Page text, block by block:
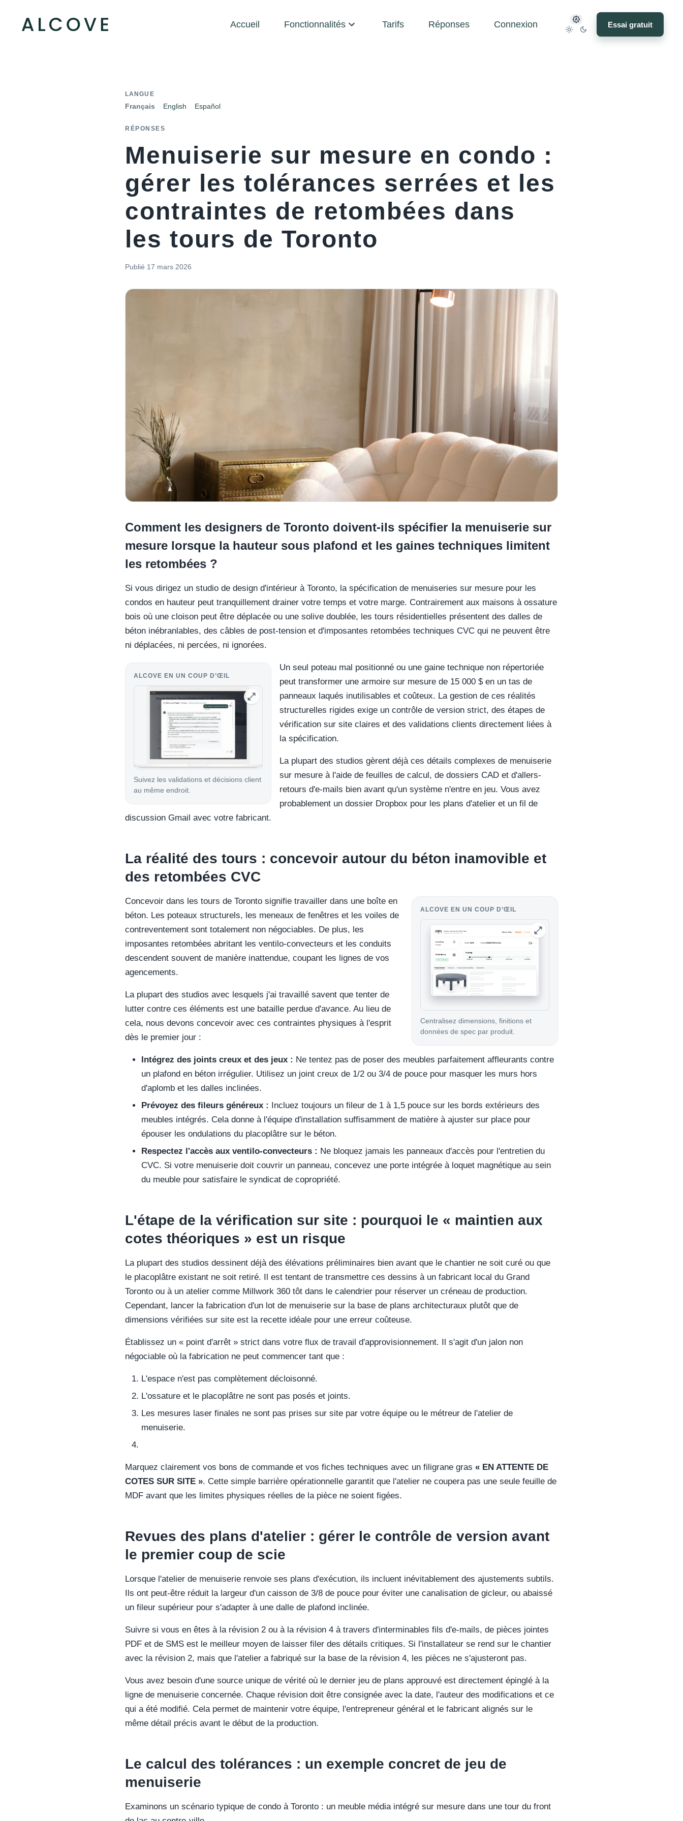
Accueil Fonctionnalités Tarifs Réponses Connexion Essai gratuit
LANGUE
Français English Español
RÉPONSES
Menuiserie sur mesure en condo :
gérer les tolérances serrées et les
contraintes de retombées dans
les tours de Toronto
Publié 17 mars 2026
Comment les designers de Toronto doivent-ils spécifier la menuiserie sur
mesure lorsque la hauteur sous plafond et les gaines techniques limitent
les retombées ?
Si vous dirigez un studio de design d'intérieur à Toronto, la spécification de menuiseries sur mesure pour les
condos en hauteur peut tranquillement drainer votre temps et votre marge. Contrairement aux maisons à ossature
bois où une cloison peut être déplacée ou une solive doublée, les tours résidentielles présentent des dalles de
béton inébranlables, des câbles de post-tension et d'imposantes retombées techniques CVC qui ne peuvent être
ni déplacées, ni percées, ni ignorées.
ALCOVE EN UN COUP D’ŒIL
Suivez les validations et décisions client
au même endroit.
Un seul poteau mal positionné ou une gaine technique non répertoriée
peut transformer une armoire sur mesure de 15 000 $ en un tas de
panneaux laqués inutilisables et coûteux. La gestion de ces réalités
structurelles rigides exige un contrôle de version strict, des étapes de
vérification sur site claires et des validations clients directement liées à
la spécification.
La plupart des studios gèrent déjà ces détails complexes de menuiserie
sur mesure à l'aide de feuilles de calcul, de dossiers CAD et d'allers-
retours d'e-mails bien avant qu'un système n'entre en jeu. Vous avez
probablement un dossier Dropbox pour les plans d'atelier et un fil de
discussion Gmail avec votre fabricant.
La réalité des tours : concevoir autour du béton inamovible et
des retombées CVC
ALCOVE EN UN COUP D’ŒIL
Centralisez dimensions, finitions et
données de spec par produit.
Concevoir dans les tours de Toronto signifie travailler dans une boîte en
béton. Les poteaux structurels, les meneaux de fenêtres et les voiles de
contreventement sont totalement non négociables. De plus, les
imposantes retombées abritant les ventilo-convecteurs et les conduits
descendent souvent de manière inattendue, coupant les lignes de vos
agencements.
La plupart des studios avec lesquels j'ai travaillé savent que tenter de
lutter contre ces éléments est une bataille perdue d'avance. Au lieu de
cela, nous devons concevoir avec ces contraintes physiques à l'esprit
dès le premier jour :
Intégrez des joints creux et des jeux : Ne tentez pas de poser des meubles parfaitement affleurants contre
un plafond en béton irrégulier. Utilisez un joint creux de 1/2 ou 3/4 de pouce pour masquer les murs hors
d'aplomb et les dalles inclinées.
Prévoyez des fileurs généreux : Incluez toujours un fileur de 1 à 1,5 pouce sur les bords extérieurs des
meubles intégrés. Cela donne à l'équipe d'installation suffisamment de matière à ajuster sur place pour
épouser les ondulations du placoplâtre sur le béton.
Respectez l'accès aux ventilo-convecteurs : Ne bloquez jamais les panneaux d'accès pour l'entretien du
CVC. Si votre menuiserie doit couvrir un panneau, concevez une porte intégrée à loquet magnétique au sein
du meuble pour satisfaire le syndicat de copropriété.
L'étape de la vérification sur site : pourquoi le « maintien aux
cotes théoriques » est un risque
La plupart des studios dessinent déjà des élévations préliminaires bien avant que le chantier ne soit curé ou que
le placoplâtre existant ne soit retiré. Il est tentant de transmettre ces dessins à un fabricant local du Grand
Toronto ou à un atelier comme Millwork 360 tôt dans le calendrier pour réserver un créneau de production.
Cependant, lancer la fabrication d'un lot de menuiserie sur la base de plans architecturaux plutôt que de
dimensions vérifiées sur site est la recette idéale pour une erreur coûteuse.
Établissez un « point d'arrêt » strict dans votre flux de travail d'approvisionnement. Il s'agit d'un jalon non
négociable où la fabrication ne peut commencer tant que :
L'espace n'est pas complètement décloisonné.
L'ossature et le placoplâtre ne sont pas posés et joints.
Les mesures laser finales ne sont pas prises sur site par votre équipe ou le métreur de l'atelier de
menuiserie.
Marquez clairement vos bons de commande et vos fiches techniques avec un filigrane gras « EN ATTENTE DE
COTES SUR SITE ». Cette simple barrière opérationnelle garantit que l'atelier ne coupera pas une seule feuille de
MDF avant que les limites physiques réelles de la pièce ne soient figées.
Revues des plans d'atelier : gérer le contrôle de version avant
le premier coup de scie
Lorsque l'atelier de menuiserie renvoie ses plans d'exécution, ils incluent inévitablement des ajustements subtils.
Ils ont peut-être réduit la largeur d'un caisson de 3/8 de pouce pour éviter une canalisation de gicleur, ou abaissé
un fileur supérieur pour s'adapter à une dalle de plafond inclinée.
Suivre si vous en êtes à la révision 2 ou à la révision 4 à travers d'interminables fils d'e-mails, de pièces jointes
PDF et de SMS est le meilleur moyen de laisser filer des détails critiques. Si l'installateur se rend sur le chantier
avec la révision 2, mais que l'atelier a fabriqué sur la base de la révision 4, les pièces ne s'ajusteront pas.
Vous avez besoin d'une source unique de vérité où le dernier jeu de plans approuvé est directement épinglé à la
ligne de menuiserie concernée. Chaque révision doit être consignée avec la date, l'auteur des modifications et ce
qui a été modifié. Cela permet de maintenir votre équipe, l'entrepreneur général et le fabricant alignés sur le
même détail précis avant le début de la production.
Le calcul des tolérances : un exemple concret de jeu de
menuiserie
Examinons un scénario typique de condo à Toronto : un meuble média intégré sur mesure dans une tour du front